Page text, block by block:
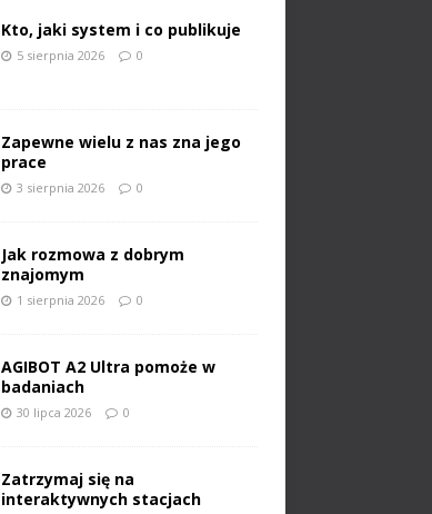
Kto, jaki system i co publikuje
5 sierpnia 2026 0
Zapewne wielu z nas zna jego
prace
3 sierpnia 2026 0
Jak rozmowa z dobrym
znajomym
1 sierpnia 2026 0
AGIBOT A2 Ultra pomoże w
badaniach
30 lipca 2026 0
Zatrzymaj się na
interaktywnych stacjach